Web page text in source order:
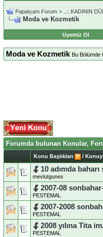
Papatyam Forum > ..::.KADININ
Moda ve Kozmetik
Üyemiz Ol
Moda ve Kozmetik Bu Bölümde
Forumda bulunan Konular,
Konu Başlıkları /
10 adımda
mevlutgunes
2007-08
PESTEMAL
2007-2008
PESTEMAL
2008 yılına Tita
PESTEMAL